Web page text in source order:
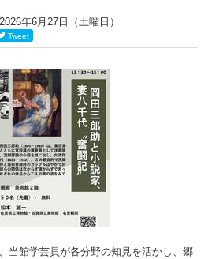
年6月27日（土曜日）
Tweet
当館学芸員が各分野の知見を活かし、郷